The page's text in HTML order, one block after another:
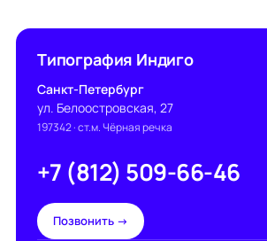
Типография Индиго
Санкт-Петербург
ул. Белоостровская, 27
197342· ст.м. Чёрная речка
+7 (812) 509-66-46
Позвонить →